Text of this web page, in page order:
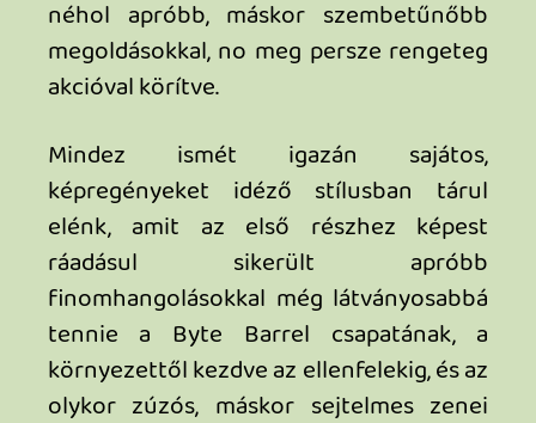
hívhatunk a mészárlásban.
Ide kevés a Szentírás
A Forgive Me Father 2 szavatosságát
tekintve körülbelül 4-8 óra alatt
teljesíthető attól függően, hogy ki milyen
ügyesen forgatja mordályait. Ez elsőre
talán kevésnek hangozhat, azonban